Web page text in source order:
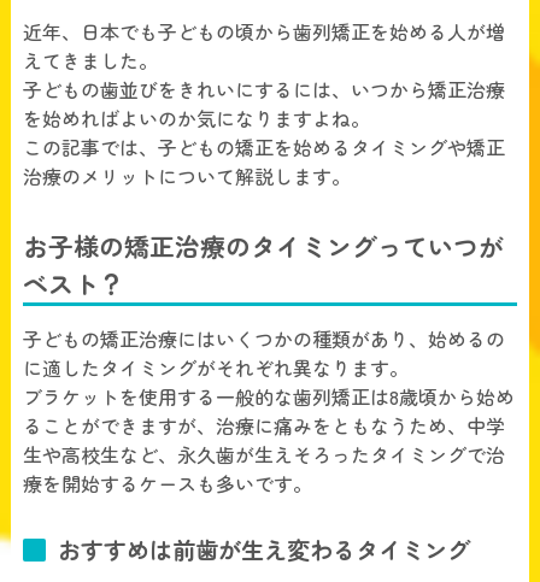
近年、日本でも子どもの頃から歯列矯正を始める人が増
えてきました。
子どもの歯並びをきれいにするには、いつから矯正治療
を始めればよいのか気になりますよね。
この記事では、子どもの矯正を始めるタイミングや矯正
治療のメリットについて解説します。
お子様の矯正治療のタイミングっていつが
ベスト？
子どもの矯正治療にはいくつかの種類があり、始めるの
に適したタイミングがそれぞれ異なります。
ブラケットを使用する一般的な歯列矯正は8歳頃から始め
ることができますが、治療に痛みをともなうため、中学
生や高校生など、永久歯が生えそろったタイミングで治
療を開始するケースも多いです。
おすすめは前歯が生え変わるタイミング